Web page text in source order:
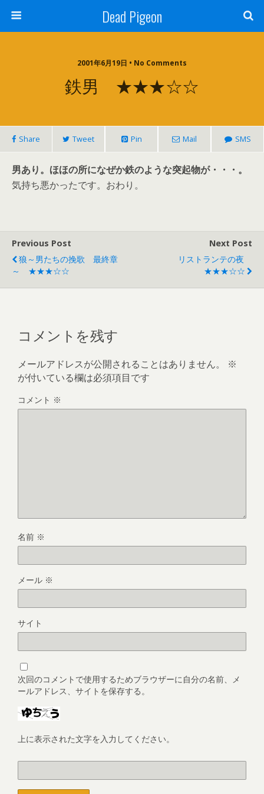
Dead Pigeon
2001年6月19日 • No Comments
鉄男 ★★★☆☆
Share Tweet Pin Mail SMS
男あり。ほほの所になぜか鉄のような突起物が・・・。
気持ち悪かったです。おわり。
Previous Post
狼～男たちの挽歌 最終章
～ ★★★☆☆
Next Post
リストランテの夜
★★★☆☆
コメントを残す
メールアドレスが公開されることはありません。
※
が付いている欄は必須項目です
コメント ※
名前 ※
メール ※
サイト
次回のコメントで使用するためブラウザーに自分の名前、メ
ールアドレス、サイトを保存する。
上に表示された文字を入力してください。